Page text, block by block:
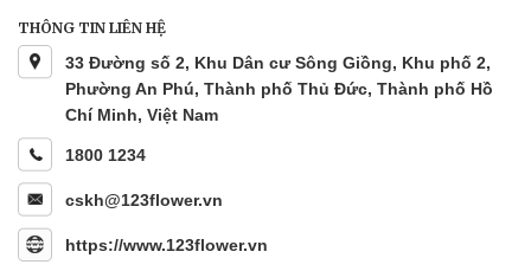
THÔNG TIN LIÊN HỆ
33 Đường số 2, Khu Dân cư Sông Giồng, Khu phố 2,
Phường An Phú, Thành phố Thủ Đức, Thành phố Hồ
Chí Minh, Việt Nam
1800 1234
cskh@123flower.vn
https://www.123flower.vn